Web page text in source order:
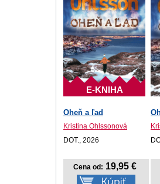
E-KNIHA
Oheň a ľad
Kristina Ohlssonová
DOT., 2026
Cena od: 19,95 €